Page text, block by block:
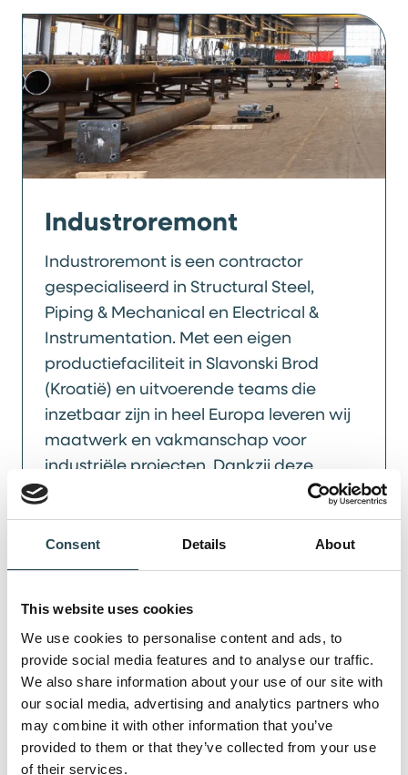
Consent Details About
This website uses cookies
We use cookies to personalise content and ads, to
provide social media features and to analyse our traffic.
We also share information about your use of our site with
our social media, advertising and analytics partners who
may combine it with other information that you’ve
provided to them or that they’ve collected from your use
of their services.
Industroremont
Industroremont is een contractor
gespecialiseerd in Structural Steel,
Piping & Mechanical en Electrical &
Instrumentation. Met een eigen
productiefaciliteit in Slavonski Brod
(Kroatië) en uitvoerende teams die
inzetbaar zijn in heel Europa leveren wij
maatwerk en vakmanschap voor
industriële projecten. Dankzij deze
combinatie van productie en
projectgerichte inzet ondersteunen wij
opdrachtgevers in heel Europa met
efficiënte en betrouwbare oplossingen.
Lees meer